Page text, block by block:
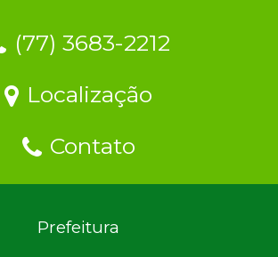
(77) 3683-2212
Localização
Contato
Prefeitura